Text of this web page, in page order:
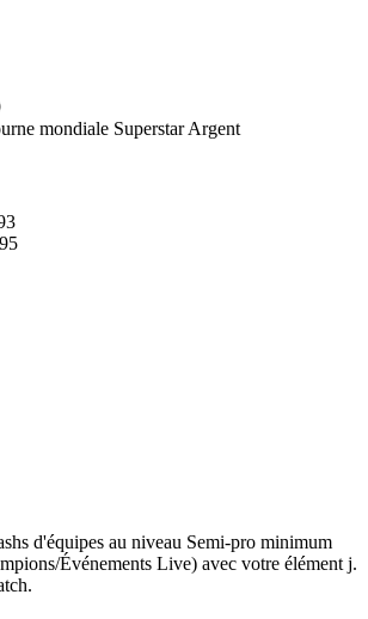
mondiale Superstar Argent
95
d'équipes au niveau Semi-pro minimum
Événements Live) avec votre élément j.